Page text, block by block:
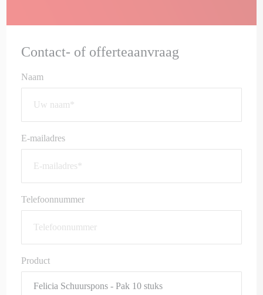
Contact- of offerteaanvraag
Naam
E-mailadres
Telefoonnummer
Product